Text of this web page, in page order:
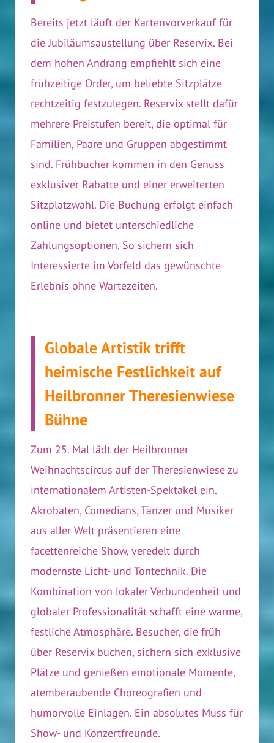
Bereits jetzt läuft der Kartenvorverkauf für
die Jubiläums­austellung über Reservix. Bei
dem hohen Andrang empfiehlt sich eine
frühzeitige Order, um beliebte Sitzplätze
rechtzeitig festzulegen. Reservix stellt dafür
mehrere Preistufen bereit, die optimal für
Familien, Paare und Gruppen abgestimmt
sind. Frühbucher kommen in den Genuss
exklusiver Rabatte und einer erweiterten
Sitzplatzwahl. Die Buchung erfolgt einfach
online und bietet unterschiedliche
Zahlungs­optionen. So sichern sich
Interessierte im Vorfeld das gewünschte
Erlebnis ohne Wartezeiten.
Globale Artistik trifft
heimische Festlichkeit auf
Heilbronner Theresienwiese
Bühne
Zum 25. Mal lädt der Heilbronner
Weihnachtscircus auf der Theresienwiese zu
internationalem Artisten-Spektakel ein.
Akrobaten, Comedians, Tänzer und Musiker
aus aller Welt präsentieren eine
facettenreiche Show, veredelt durch
modernste Licht- und Tontechnik. Die
Kombination von lokaler Verbundenheit und
globaler Professionalität schafft eine warme,
festliche Atmosphäre. Besucher, die früh
über Reservix buchen, sichern sich exklusive
Plätze und genießen emotionale Momente,
atemberaubende Choreografien und
humorvolle Einlagen. Ein absolutes Muss für
Show- und Konzertfreunde.